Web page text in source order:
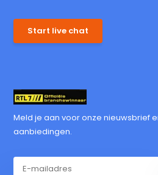
Start live chat
Meld je aan voor onze nieuwsbrief
aanbiedingen.